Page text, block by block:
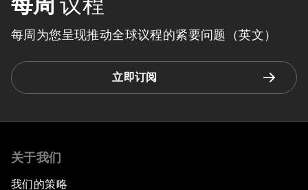
每周为您呈现推动全球议程的紧要问题（英文）
立即订阅
关于我们
我们的策略